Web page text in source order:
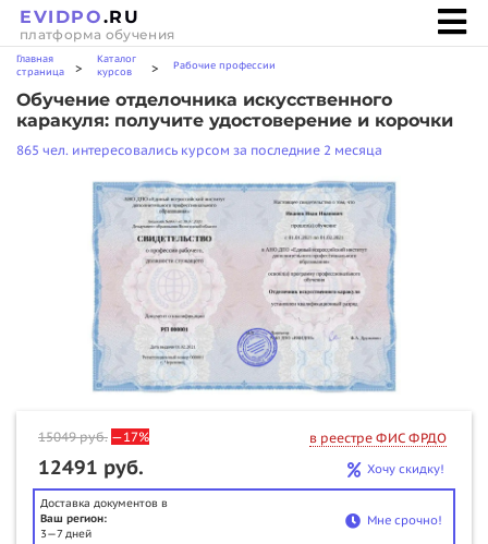
EVIDPO.RU
платформа обучения
Главная
страница
>
Каталог
курсов
> Рабочие профессии
Обучение отделочника искусственного
каракуля: получите удостоверение и корочки
865 чел. интересовались курсом за последние 2 месяца
15049руб. —17% в реестре ФИС ФРДО
12491 руб. Хочу скидку!
Доставка документов в
Ваш регион:
3—7 дней
Мне срочно!